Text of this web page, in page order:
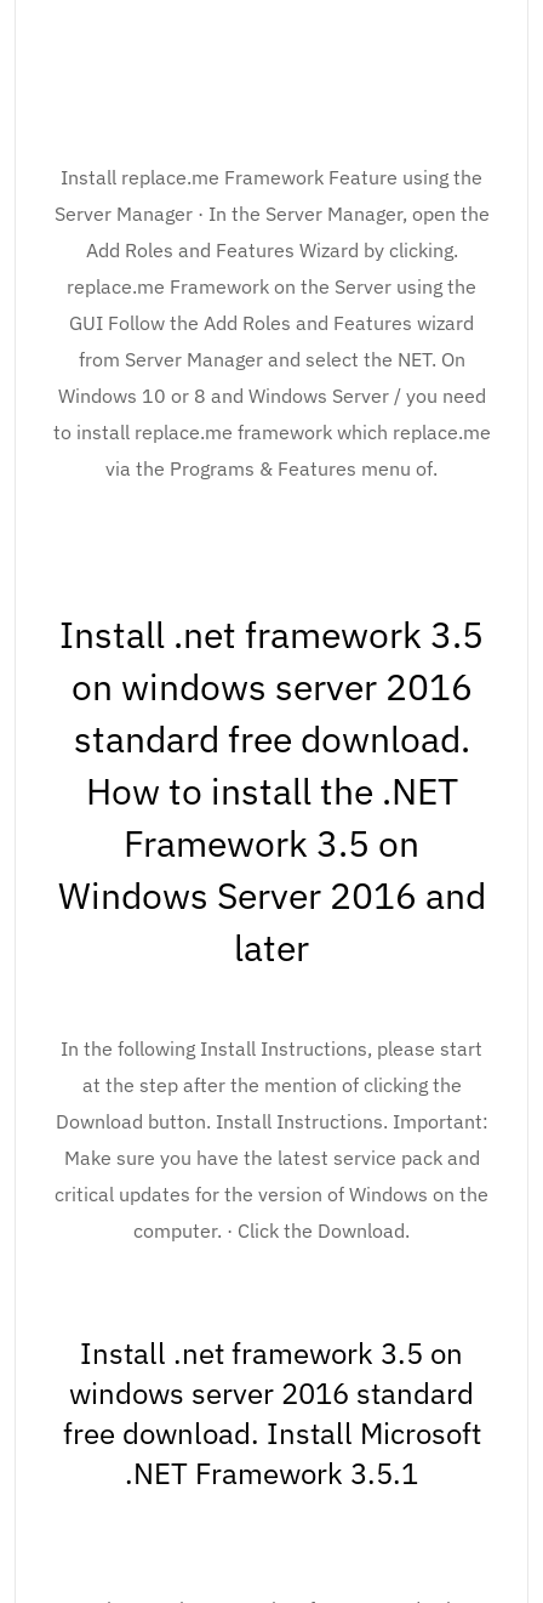
Install replace.me Framework Feature using the
Server Manager · In the Server Manager, open the
Add Roles and Features Wizard by clicking.
replace.me Framework on the Server using the
GUI Follow the Add Roles and Features wizard
from Server Manager and select the NET. On
Windows 10 or 8 and Windows Server / you need
to install replace.me framework which replace.me
via the Programs & Features menu of.
Install .net framework 3.5
on windows server 2016
standard free download.
How to install the .NET
Framework 3.5 on
Windows Server 2016 and
later
In the following Install Instructions, please start
at the step after the mention of clicking the
Download button. Install Instructions. Important:
Make sure you have the latest service pack and
critical updates for the version of Windows on the
computer. · Click the Download.
Install .net framework 3.5 on
windows server 2016 standard
free download. Install Microsoft
.NET Framework 3.5.1